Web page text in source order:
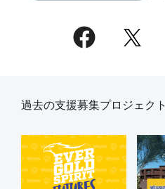
過去の支援募集プロジェクト